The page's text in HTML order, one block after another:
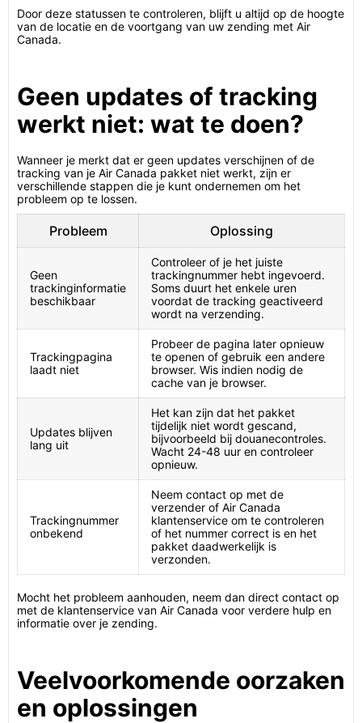
Door deze statussen te controleren, blijft u altijd op de hoogte
van de locatie en de voortgang van uw zending met Air
Canada.
Geen updates of tracking
werkt niet: wat te doen?
Wanneer je merkt dat er geen updates verschijnen of de
tracking van je Air Canada pakket niet werkt, zijn er
verschillende stappen die je kunt ondernemen om het
probleem op te lossen.
Probleem Oplossing
Geen
trackinginformatie
beschikbaar
Controleer of je het juiste
trackingnummer hebt ingevoerd.
Soms duurt het enkele uren
voordat de tracking geactiveerd
wordt na verzending.
Trackingpagina
laadt niet
Probeer de pagina later opnieuw
te openen of gebruik een andere
browser. Wis indien nodig de
cache van je browser.
Updates blijven
lang uit
Het kan zijn dat het pakket
tijdelijk niet wordt gescand,
bijvoorbeeld bij douanecontroles.
Wacht 24-48 uur en controleer
opnieuw.
Trackingnummer
onbekend
Neem contact op met de
verzender of Air Canada
klantenservice om te controleren
of het nummer correct is en het
pakket daadwerkelijk is
verzonden.
Mocht het probleem aanhouden, neem dan direct contact op
met de klantenservice van Air Canada voor verdere hulp en
informatie over je zending.
Veelvoorkomende oorzaken
en oplossingen